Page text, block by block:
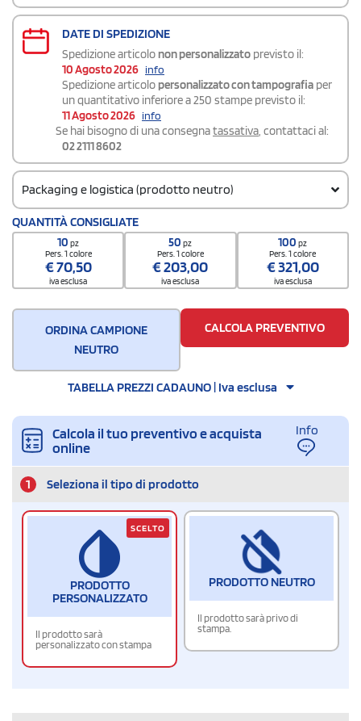
DATE DI SPEDIZIONE
Spedizione articolo non personalizzato previsto il:
10 Agosto 2026 info
Spedizione articolo personalizzato con tampografia per
un quantitativo inferiore a 250 stampe previsto il:
11 Agosto 2026 info
Se hai bisogno di una consegnatassativa, contattaci al:
02 2111 8602
Packaging e logistica (prodotto neutro)
Codice doganale
8211 9300
Quantità per scatola
QUANTITÀ CONSIGLIATE
10pz
Pers. 1 colore
€70,50
iva esclusa
50pz
Pers. 1 colore
€203,00
iva esclusa
100pz
Pers. 1 colore
€321,00
iva esclusa
ORDINA CAMPIONE
NEUTRO
CALCOLA PREVENTIVO
TABELLA PREZZI CADAUNO | Iva esclusa
Calcola il tuo preventivo e acquista
online
Info
1 Seleziona il tipo di prodotto
PRODOTTO
PERSONALIZZATO
Il prodotto sarà
personalizzato con stampa
SCELTO
PRODOTTO NEUTRO
Il prodotto sarà privo di
stampa.